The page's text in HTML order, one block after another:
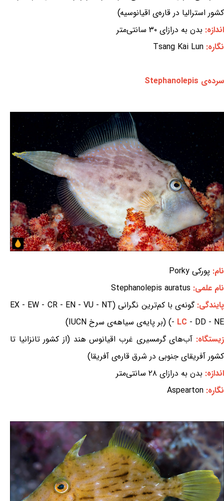
کشور استرالیا در قاره‌ی اقیانوسیه)
اندازه: بدن به درازای ۳۰ سانتی‌متر
نگاره: Tsang Kai Lun
سرده‌ی Stephanolepis
نام: پورکی Porky
نام علمی: Stephanolepis auratus
پایندگی:
گونه‌ی با کم‌ترین نگرانی (EX - EW - CR - EN - VU - NT
- LC - DD - NE) (بر پایه‌ی سیاهه‌ی سرخ IUCN)
زیستگاه: آب‌های گرمسیری غرب اقیانوس هند (از کشور تانزانیا تا
کشور آفریقای جنوبی در شرق قاره‌ی آفریقا)
اندازه: بدن به درازای ۲۸ سانتی‌متر
نگاره: Aspearton